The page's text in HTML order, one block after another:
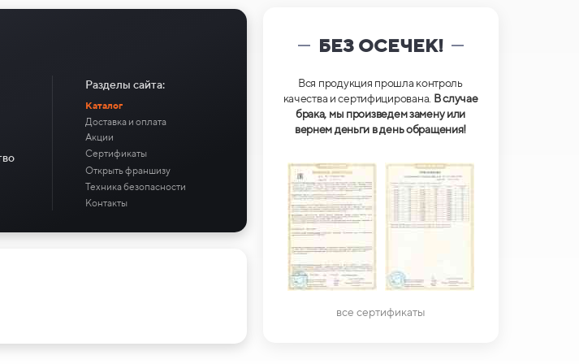
БЕЗ ОСЕЧЕК!
Вся продукция прошла контроль
качества и сертифицирована. В случае
брака, мы произведем замену или
вернем деньги в день обращения!
все сертификаты
Разделы сайта:
Каталог
Техника безопасности
Доставка и оплата
Акции
Сертификаты
Открыть франшизу
Контакты